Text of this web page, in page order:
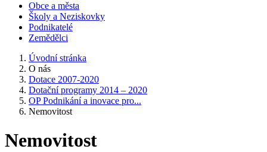
Obce a města
Školy a Neziskovky
Podnikatelé
Zemědělci
Úvodní stránka
O nás
Dotace 2007-2020
Dotační programy 2014 – 2020
OP Podnikání a inovace pro...
Nemovitost
Nemovitost